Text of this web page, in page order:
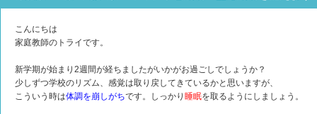
こんにちは
家庭教師のトライです。
新学期が始まり2週間が経ちましたがいかがお過ごしでしょうか？
少しずつ学校のリズム、感覚は取り戻してきているかと思いますが、
こういう時は体調を崩しがちです。しっかり 睡眠を取るようにしましょう。